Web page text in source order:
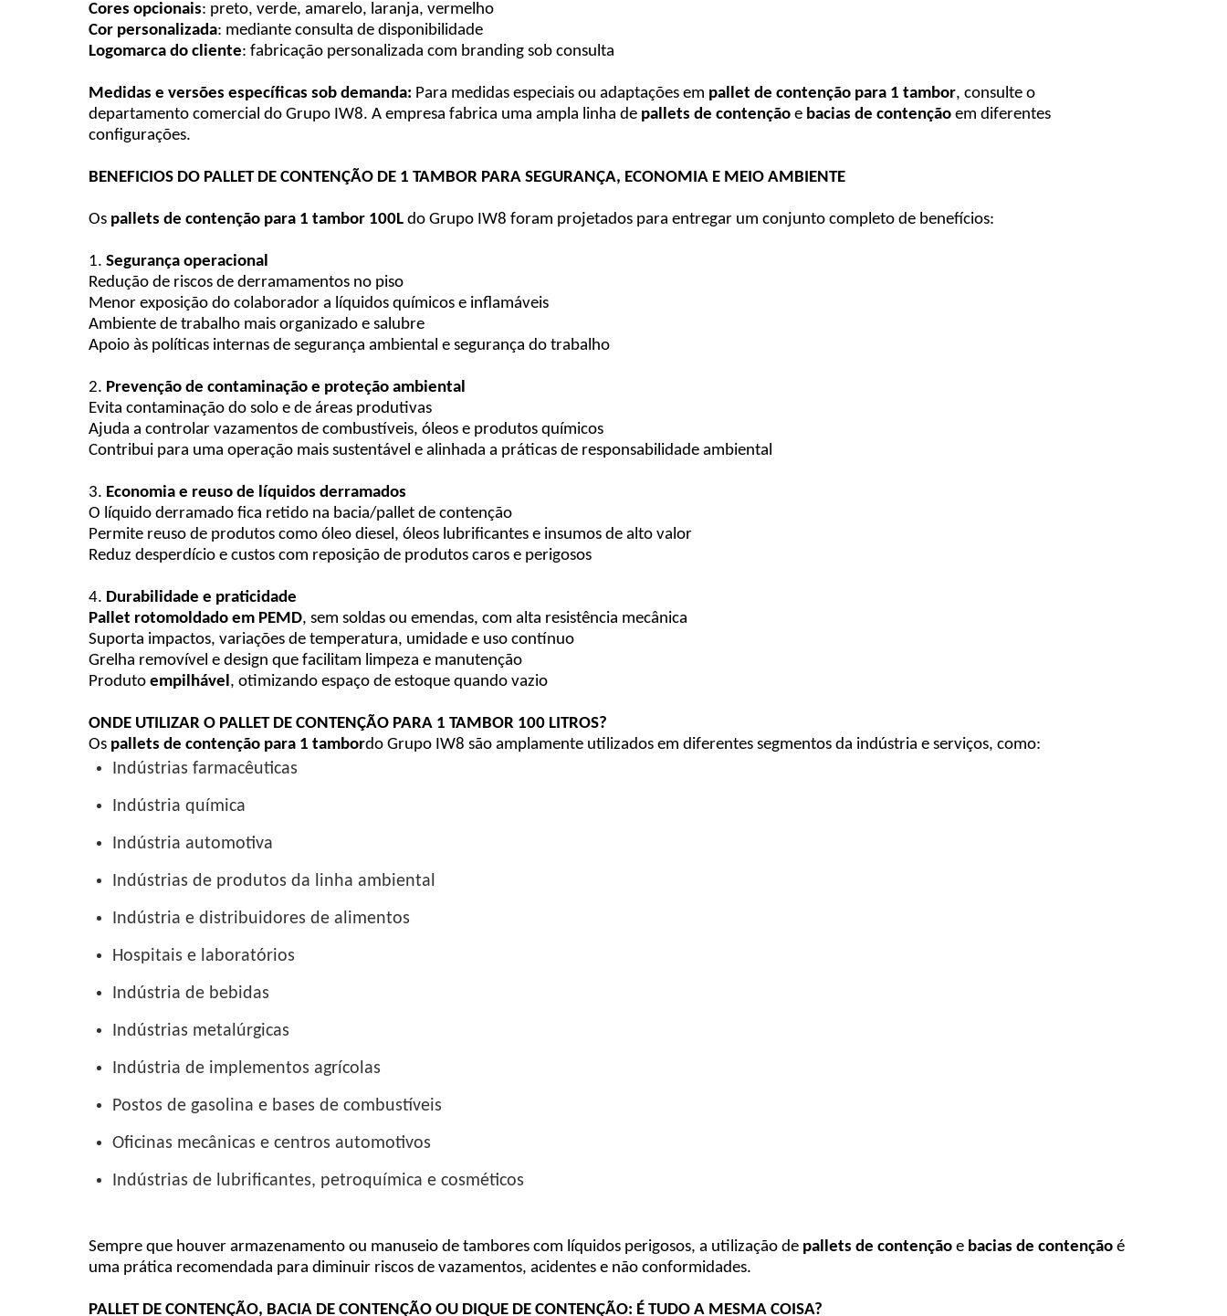
Cores opcionais: preto, verde, amarelo, laranja, vermelho
Cor personalizada: mediante consulta de disponibilidade
Logomarca do cliente: fabricação personalizada com branding sob consulta
Medidas e versões específicas sob demanda: Para medidas especiais ou adaptações em pallet de contenção para 1 tambor, consulte o
departamento comercial do Grupo IW8. A empresa fabrica uma ampla linha de pallets de contenção e bacias de contenção em diferentes
configurações.
BENEFICIOS DO PALLET DE CONTENÇÃO DE 1 TAMBOR PARA SEGURANÇA, ECONOMIA E MEIO AMBIENTE
Os pallets de contenção para 1 tambor 100L do Grupo IW8 foram projetados para entregar um conjunto completo de benefícios:
1.Segurança operacional
Redução de riscos de derramamentos no piso
Menor exposição do colaborador a líquidos químicos e inflamáveis
Ambiente de trabalho mais organizado e salubre
Apoio às políticas internas de segurança ambiental e segurança do trabalho
2. Prevenção de contaminação e proteção ambiental
Evita contaminação do solo e de áreas produtivas
Ajuda a controlar vazamentos de combustíveis, óleos e produtos químicos
Contribui para uma operação mais sustentável e alinhada a práticas de responsabilidade ambiental
3. Economia e reuso de líquidos derramados
O líquido derramado fica retido na bacia/pallet de contenção
Permite reuso de produtos como óleo diesel, óleos lubrificantes e insumos de alto valor
Reduz desperdício e custos com reposição de produtos caros e perigosos
4. Durabilidade e praticidade
Pallet rotomoldado em PEMD, sem soldas ou emendas, com alta resistência mecânica
Suporta impactos, variações de temperatura, umidade e uso contínuo
Grelha removível e design que facilitam limpeza e manutenção
Produtoempilhável, otimizando espaço de estoque quando vazio
ONDE UTILIZAR O PALLET DE CONTENÇÃO PARA 1 TAMBOR 100 LITROS?
Os pallets de contenção para 1 tambordo Grupo IW8 são amplamente utilizados em diferentes segmentos da indústria e serviços, como:
Indústrias farmacêuticas
Indústria química
Indústria automotiva
Indústrias de produtos da linha ambiental
Indústria e distribuidores de alimentos
Hospitais e laboratórios
Indústria de bebidas
Indústrias metalúrgicas
Indústria de implementos agrícolas
Postos de gasolina e bases de combustíveis
Oficinas mecânicas e centros automotivos
Indústrias de lubrificantes, petroquímica e cosméticos
Sempre que houver armazenamento ou manuseio de tambores com líquidos perigosos, a utilização de pallets de contenção e bacias de contenção é
uma prática recomendada para diminuir riscos de vazamentos, acidentes e não conformidades.
PALLET DE CONTENÇÃO, BACIA DE CONTENÇÃO OU DIQUE DE CONTENÇÃO: É TUDO A MESMA COISA?